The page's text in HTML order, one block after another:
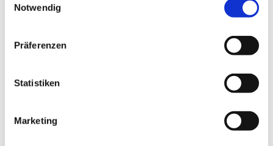
Notwendig
Präferenzen
Statistiken
Marketing